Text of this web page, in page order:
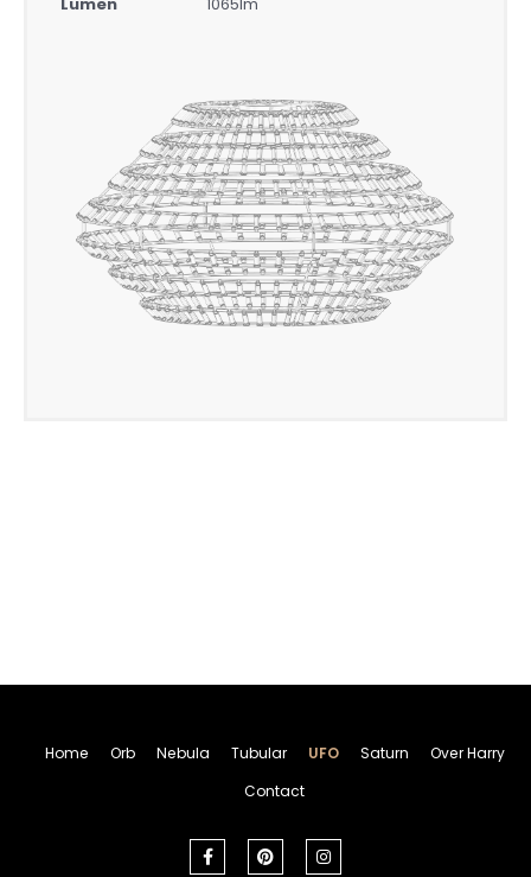
Home Orb Nebula Tubular UFO Saturn
Over Harry
Contact